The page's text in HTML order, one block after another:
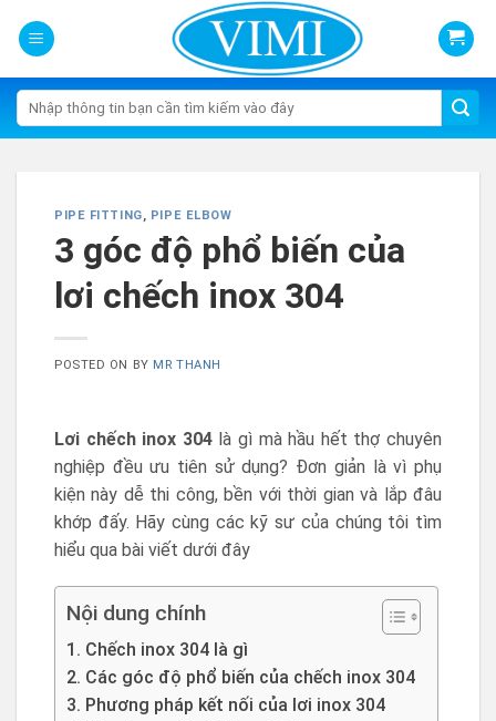
Tìm
kiếm:
PIPE FITTING, PIPE ELBOW
3 góc độ phổ biến của
lơi chếch inox 304
POSTED ON BY MR THANH
Lơi chếch inox 304là gì mà hầu hết thợ chuyên
nghiệp đều ưu tiên sử dụng? Đơn giản là vì phụ
kiện này dễ thi công, bền với thời gian và lắp đâu
khớp đấy. Hãy cùng các kỹ sư của chúng tôi tìm
hiểu qua bài viết dưới đây
Nội dung chính
1. Chếch inox 304 là gì
2. Các góc độ phổ biến của chếch inox 304
3. Phương pháp kết nối của lơi inox 304